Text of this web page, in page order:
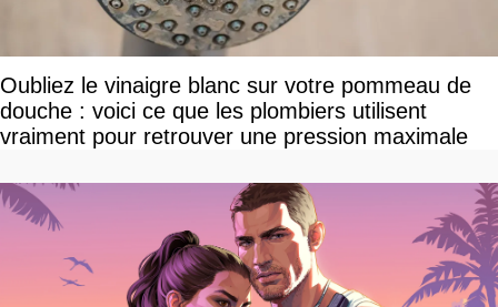
Oubliez le vinaigre blanc sur votre pommeau de
douche : voici ce que les plombiers utilisent
vraiment pour retrouver une pression maximale